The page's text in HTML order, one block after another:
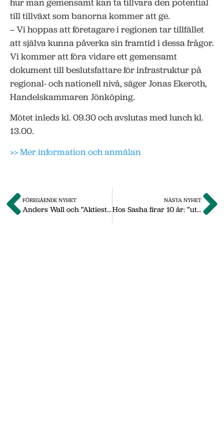
hur man gemensamt kan ta tillvara den potential
till tillväxt som banorna kommer att ge.
– Vi hoppas att företagare i regionen tar tillfället
att själva kunna påverka sin framtid i dessa frågor.
Vi kommer att föra vidare ett gemensamt
dokument till beslutsfattare för infrastruktur på
regional- och nationell nivå, säger Jonas Ekeroth,
Handelskammaren Jönköping.
Mötet inleds kl. 09.30 och avslutas med lunch kl.
13.00.
>> Mer information och anmälan
FÖREGÅENDE NYHET
Anders Wall och ”Aktiestinsen” sätter färg på jubileumsdag
NÄSTA NYHET
Hos Sasha firar 10 år: ”utvecklas ständigt”